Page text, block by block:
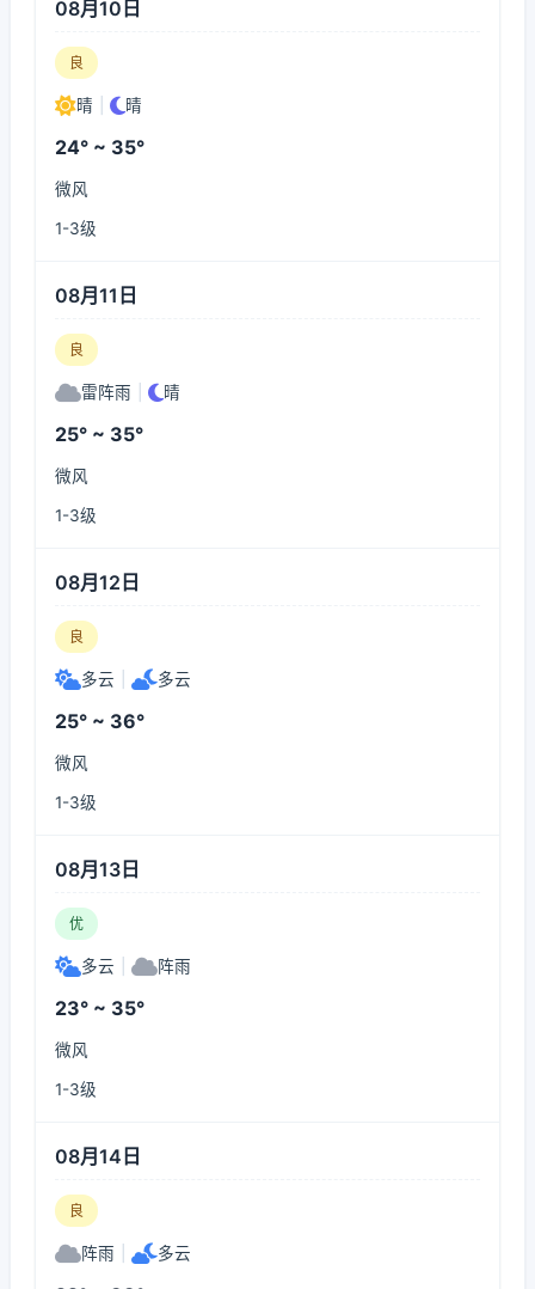
08月10日
良
晴 晴
24° ~ 35°
微风
1-3级
08月11日
良
雷阵雨 晴
25° ~ 35°
微风
1-3级
08月12日
良
多云 多云
25° ~ 36°
微风
1-3级
08月13日
优
多云 阵雨
23° ~ 35°
微风
1-3级
08月14日
良
阵雨 多云